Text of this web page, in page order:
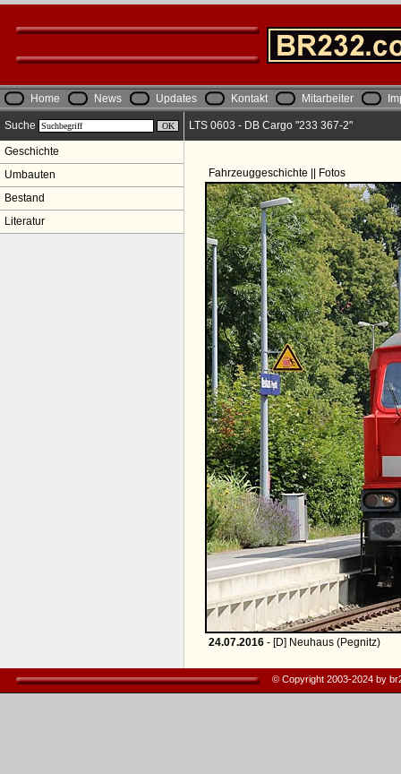
Home News Updates Kontakt Mitarbeiter
Suche
Geschichte
Umbauten
Bestand
Literatur
LTS 0603 - DB Cargo "233 367-2"
Fahrzeuggeschichte || Fotos
24.07.2016- [D] Neuhaus (Pegnitz)
© Copyright 2003-2024 by